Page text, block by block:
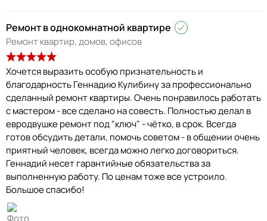
Ремонт в однокомнатной квартире
Ремонт квартир, домов, офисов
Хочется выразить особую признательность и
благодарность Геннадию Кулибину за профессионально
сделанный ремонт квартиры. Очень понравилось работать
с мастером - все сделано на совесть. Полностью делал в
евродвушке ремонт под "ключ" - чётко, в срок. Всегда
готов обсудить детали, помочь советом - в общении очень
приятный человек, всегда можно легко договориться.
Геннадий несет гарантийные обязательства за
выполненную работу. По ценам тоже все устроило.
Большое спасибо!